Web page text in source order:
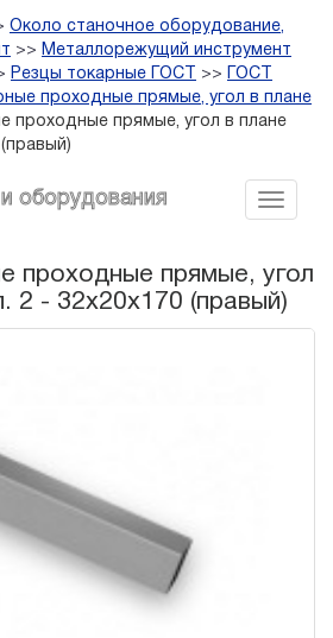
Около станочное оборудование,
>> Металлорежущий инструмент
Резцы токарные ГОСТ >>
ГОСТ
проходные прямые, угол в плане
проходные прямые, угол в плане
(правый)
оборудования
проходные прямые, угол
2 - 32х20х170 (правый)